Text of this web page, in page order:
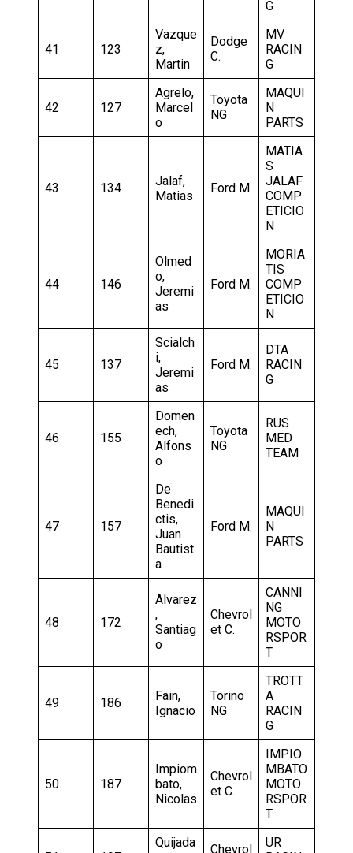
G
41 123
Vazque
z,
Martin
Dodge
C.
MV
RACIN
G
42 127
Agrelo,
Marcel
o
Toyota
NG
MAQUI
N
PARTS
43 134
Jalaf,
Matias
Ford M.
MATIA
S
JALAF
COMP
ETICIO
N
44 146
Olmed
o,
Jeremi
as
Ford M.
MORIA
TIS
COMP
ETICIO
N
45 137
Scialch
i,
Jeremi
as
Ford M.
DTA
RACIN
G
46 155
Domen
ech,
Alfons
o
Toyota
NG
RUS
MED
TEAM
47 157
De
Benedi
ctis,
Juan
Bautist
a
Ford M.
MAQUI
N
PARTS
48 172
Alvarez
,
Santiag
o
Chevrol
et C.
CANNI
NG
MOTO
RSPOR
T
49 186
Fain,
Ignacio
Torino
NG
TROTT
A
RACIN
G
50 187
Impiom
bato,
Nicolas
Chevrol
et C.
IMPIO
MBATO
MOTO
RSPOR
T
Quijada
Chevrol
UR